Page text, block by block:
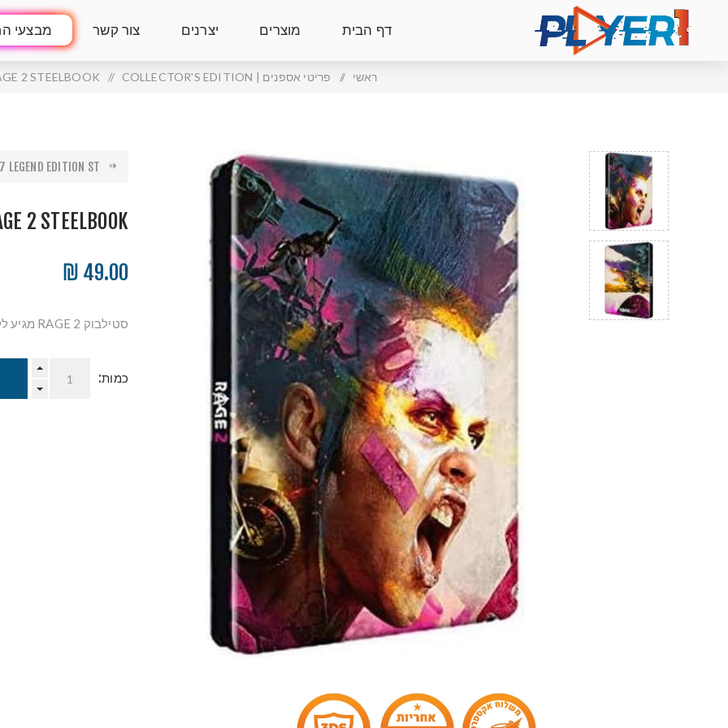
דף הבית מוצרים יצרנים צור קשר מבצעי
ראשי / פריטי אספנים | COLLECTOR'S EDITION /
2 STEELBOOK
LEGEND EDITION ST...
2 STEELBOOK
49.00 ₪
סטילבוק RAGE 2 מגיע ללא דיסק!
כמות: